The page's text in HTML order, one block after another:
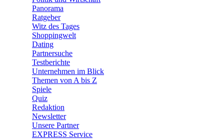
Panorama
Ratgeber
Witz des Tages
Shoppingwelt
Dating
Partnersuche
Testberichte
Unternehmen im Blick
Themen von A bis Z
Spiele
Quiz
Redaktion
Newsletter
Unsere Partner
EXPRESS Service